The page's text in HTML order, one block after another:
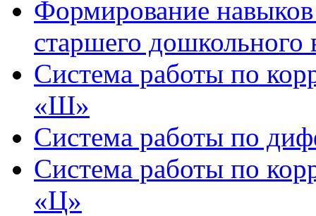
Формирование навыков
старшего дошкольного
Система работы по
«Ш»
Система работы по
Система работы по
«Ц»